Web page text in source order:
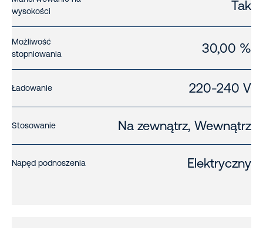
wysokości
Tak
Możliwość
stopniowania
30,00 %
Ładowanie 220-240 V
Stosowanie Na zewnątrz, Wewnątrz
Napęd podnoszenia Elektryczny